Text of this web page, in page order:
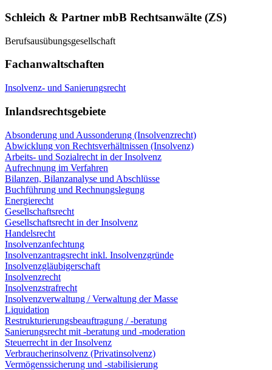
Schleich & Partner mbB Rechtsanwälte (ZS)
Berufsausübungsgesellschaft
Fachanwaltschaften
Insolvenz- und Sanierungsrecht
Inlandsrechtsgebiete
Absonderung und Aussonderung (Insolvenzrecht)
Abwicklung von Rechtsverhältnissen (Insolvenz)
Arbeits- und Sozialrecht in der Insolvenz
Aufrechnung im Verfahren
Bilanzen, Bilanzanalyse und Abschlüsse
Buchführung und Rechnungslegung
Energierecht
Gesellschaftsrecht
Gesellschaftsrecht in der Insolvenz
Handelsrecht
Insolvenzanfechtung
Insolvenzantragsrecht inkl. Insolvenzgründe
Insolvenzgläubigerschaft
Insolvenzrecht
Insolvenzstrafrecht
Insolvenzverwaltung / Verwaltung der Masse
Liquidation
Restrukturierungsbeauftragung / -beratung
Sanierungsrecht mit -beratung und -moderation
Steuerrecht in der Insolvenz
Verbraucherinsolvenz (Privatinsolvenz)
Vermögenssicherung und -stabilisierung